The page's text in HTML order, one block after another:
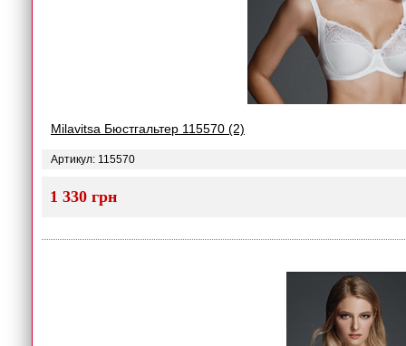
Milavitsa Бюстгальтер 115570 (2)
Артикул: 115570
1 330 грн